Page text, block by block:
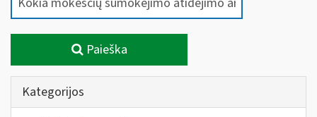
Paieška
Kategorijos